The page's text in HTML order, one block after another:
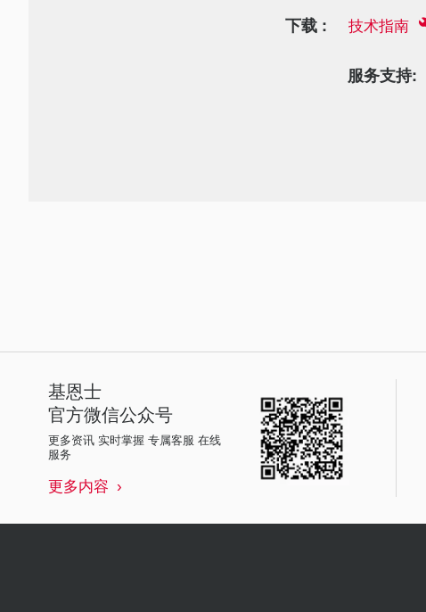
下载 : 技术指南
服务支持:
基恩士
官方微信公众号
更多资讯 实时掌握 专属客服 在线
服务
更多内容